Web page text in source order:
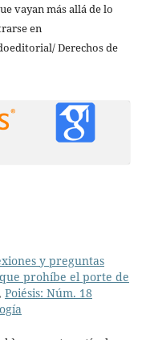
vayan más allá de lo
en
Derechos de
y preguntas
prohíbe el porte de
Poiésis: Núm. 18